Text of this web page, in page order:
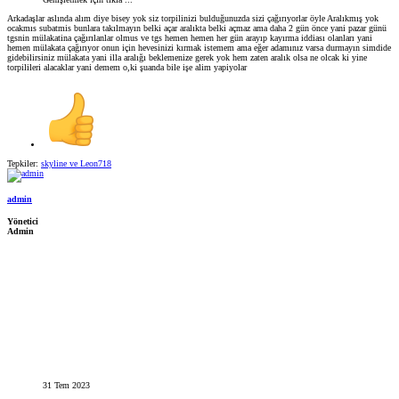
Arkadaşlar aslında alım diye bisey yok siz torpilinizi bulduğunuzda sizi çağırıyorlar öyle Aralıkmış yok
ocakmıs subatmis bunlara takılmayın belki açar aralıkta belki açmaz ama daha 2 gün önce yani pazar günü
tgsnin mülakatina çağırılanlar olmus ve tgs hemen hemen her gün arayıp kayırma iddiası olanları yani
hemen mülakata çağırıyor onun için hevesinizi kırmak istemem ama eğer adamınız varsa durmayın simdide
gidebilirsiniz mülakata yani illa aralığı beklemenize gerek yok hem zaten aralık olsa ne olcak ki yine
torpilileri alacaklar yani demem o,ki şuanda bile işe alim yapiyolar
Tepkiler: skyline ve Leon718
admin
Yönetici
Admin
31 Tem 2023